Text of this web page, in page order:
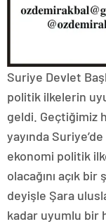
Suriye Devlet
politik ilkelerin
geldi. Geçtiğimiz
yayında
ekonomi politik
olacağını açık
deyişle Şara
kadar uyumlu bir